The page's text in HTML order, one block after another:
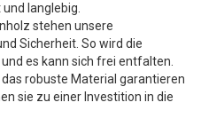
langlebig.
stehen unsere
Sicherheit. So wird die
es kann sich frei entfalten.
robuste Material garantieren
sie zu einer Investition in die